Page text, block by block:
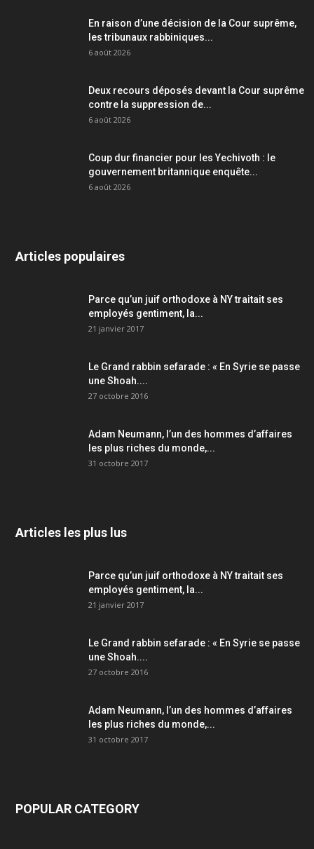
En raison d’une décision de la Cour suprême,
les tribunaux rabbiniques...
6 août 2026
Deux recours déposés devant la Cour suprême
contre la suppression de...
6 août 2026
Coup dur financier pour les Yechivoth : le
gouvernement britannique enquête...
6 août 2026
Articles populaires
Parce qu’un juif orthodoxe à NY traitait ses
employés gentiment, la...
21 janvier 2017
Le Grand rabbin sefarade : « En Syrie se passe
une Shoah....
27 octobre 2016
Adam Neumann, l’un des hommes d’affaires
les plus riches du monde,...
31 octobre 2017
Articles les plus lus
Parce qu’un juif orthodoxe à NY traitait ses
employés gentiment, la...
21 janvier 2017
Le Grand rabbin sefarade : « En Syrie se passe
une Shoah....
27 octobre 2016
Adam Neumann, l’un des hommes d’affaires
les plus riches du monde,...
31 octobre 2017
POPULAR CATEGORY